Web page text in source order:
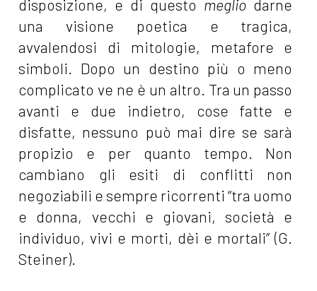
disposizione, e di questo meglio darne
una visione poetica e tragica,
avvalendosi di mitologie, metafore e
simboli. Dopo un destino più o meno
complicato ve ne è un altro. Tra un passo
avanti e due indietro, cose fatte e
disfatte, nessuno può mai dire se sarà
propizio e per quanto tempo. Non
cambiano gli esiti di conflitti non
negoziabili e sempre ricorrenti “tra uomo
e donna, vecchi e giovani, società e
individuo, vivi e morti, dèi e mortali” (G.
Steiner).